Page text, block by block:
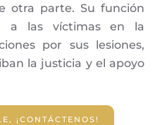
otra parte. Su función
a las víctimas en la
por sus lesiones,
la justicia y el apoyo
¡CONTÁCTENOS!